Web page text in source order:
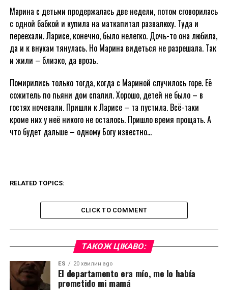
Марина с детьми продержалась две недели, потом сговорилась
с одной бабкой и купила на маткапитал развалюху. Туда и
переехали. Ларисе, конечно, было нелегко. Дочь-то она любила,
да и к внукам тянулась. Но Марина видеться не разрешала. Так
и жили – близко, да врозь.
Помирились только тогда, когда с Мариной случилось горе. Её
сожитель по пьяни дом спалил. Хорошо, детей не было – в
гостях ночевали. Пришли к Ларисе – та пустила. Всё-таки
кроме них у неё никого не осталось. Пришло время прощать. А
что будет дальше – одному Богу известно…
RELATED TOPICS:
CLICK TO COMMENT
ТАКОЖ ЦІКАВО:
ES 20 хвилин ago
El departamento era mío, me lo había
prometido mi mamá